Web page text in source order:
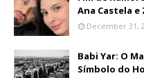
Ana Castela e
December 31,
Babi Yar: O
Símbolo do